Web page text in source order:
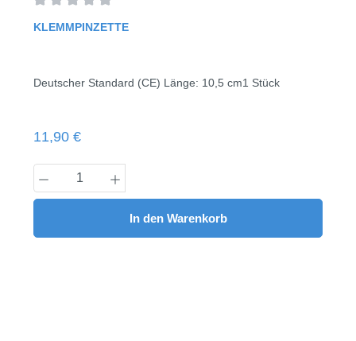
KLEMMPINZETTE
Deutscher Standard (CE) Länge: 10,5 cm1 Stück
Regulärer Preis:
11,90 €
Produkt Anzahl: Gib den gewünschten
In den Warenkorb